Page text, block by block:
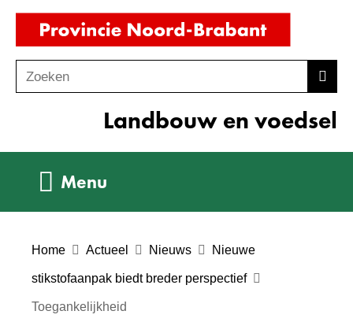
Ga
de
inhoud
o
Zoeken
Landbouw en voedsel
Menu
Home Actueel Nieuws Nieuwe
stikstofaanpak biedt breder perspectief
Toegankelijkheid